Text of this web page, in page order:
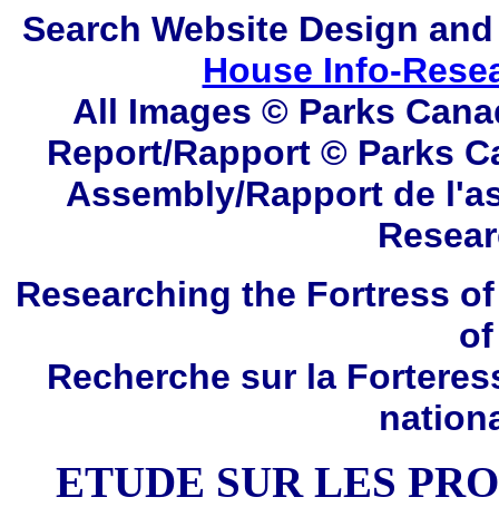
Search Website Design
House Info-
All Images © Parks
Report/Rapport © Parks
Assembly/Rapport de
Researching the Fortress
Recherche sur la
ETUDE SUR LES